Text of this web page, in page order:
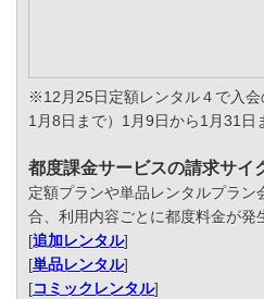
※12月25日定額レンタル４で入
1月8日まで）1月9日から1月31日
都度課金サービスの請求サイ
定額プランや単品レンタルプラ
合、利用内容ごとに都度料金が発
[追加レンタル]
[単品レンタル]
[コミックレンタル]